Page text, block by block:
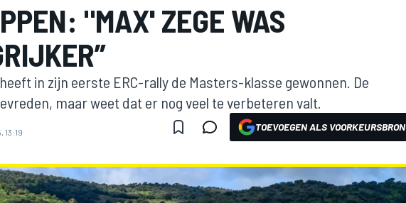
"MAX' ZEGE WAS
in zijn eerste ERC-rally de Masters-klasse gewonnen. De
maar weet dat er nog veel te verbeteren valt.
13:19 TOEVOEGEN ALS VOORKEURSBRON